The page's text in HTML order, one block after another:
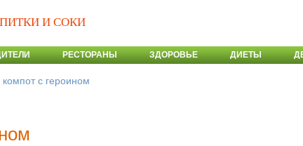
И СОКИ
РЕСТОРАНЫ ЗДОРОВЬЕ ДИЕТЫ
с героином